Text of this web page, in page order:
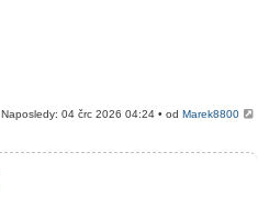
Naposledy: 04 črc 2026 04:24 • odMarek8800